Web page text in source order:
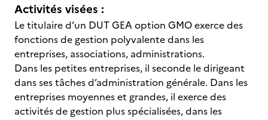
Activités visées :
Le titulaire d’un DUT GEA option GMO exerce des
fonctions de gestion polyvalente dans les
entreprises, associations, administrations.
Dans les petites entreprises, il seconde le dirigeant
dans ses tâches d’administration générale. Dans les
entreprises moyennes et grandes, il exerce des
activités de gestion plus spécialisées, dans les